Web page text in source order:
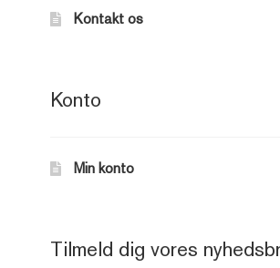
Kontakt os
Konto
Min konto
Tilmeld dig vores